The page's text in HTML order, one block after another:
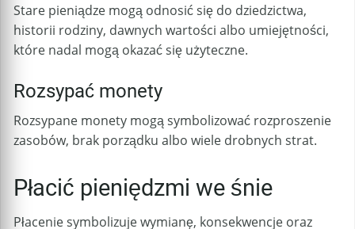
Stare pieniądze mogą odnosić się do dziedzictwa,
historii rodziny, dawnych wartości albo umiejętności,
które nadal mogą okazać się użyteczne.
Rozsypać monety
Rozsypane monety mogą symbolizować rozproszenie
zasobów, brak porządku albo wiele drobnych strat.
Płacić pieniędzmi we śnie
Płacenie symbolizuje wymianę, konsekwencje oraz